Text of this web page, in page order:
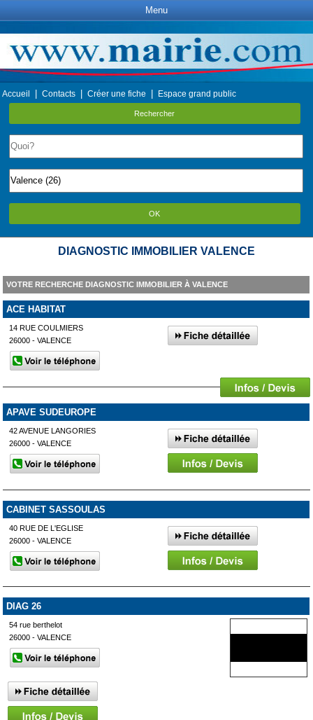
Menu
Accueil Contacts Créer une fiche Espace grand public
Rechercher
OK
DIAGNOSTIC IMMOBILIER VALENCE
VOTRE RECHERCHE DIAGNOSTIC IMMOBILIER À VALENCE
ACE HABITAT
14 RUE COULMIERS
26000 - VALENCE
APAVE SUDEUROPE
42 AVENUE LANGORIES
26000 - VALENCE
CABINET SASSOULAS
40 RUE DE L'EGLISE
26000 - VALENCE
DIAG 26
54 rue berthelot
26000 - VALENCE